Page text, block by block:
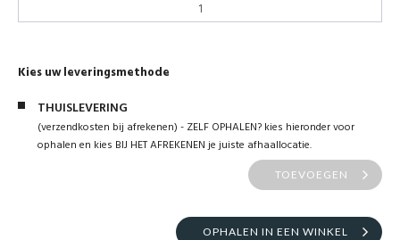
Kies uw leveringsmethode
THUISLEVERING
(verzendkosten bij afrekenen) - ZELF OPHALEN? kies hieronder voor
ophalen en kies BIJ HET AFREKENEN je juiste afhaallocatie.
TOEVOEGEN
OPHALEN IN EEN WINKEL